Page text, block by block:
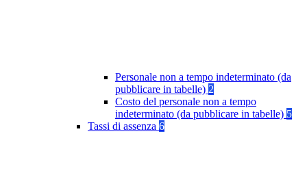
Personale non a tempo indeterminato (da
pubblicare in tabelle) 2
Costo del personale non a tempo
indeterminato (da pubblicare in tabelle) 5
Tassi di assenza 6